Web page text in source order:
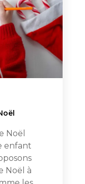
Noël
enfant
Noël à